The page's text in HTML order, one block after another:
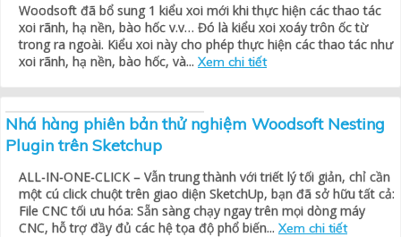
Woodsoft đã bổ sung 1 kiểu xoi mới khi thực hiện các thao tác
xoi rãnh, hạ nền, bào hốc v.v… Đó là kiểu xoi xoáy trôn ốc từ
trong ra ngoài. Kiểu xoi này cho phép thực hiện các thao tác như
xoi rãnh, hạ nền, bào hốc, và... Xem chi tiết
Nhá hàng phiên bản thử nghiệm Woodsoft Nesting
Plugin trên Sketchup
ALL-IN-ONE-CLICK – Vẫn trung thành với triết lý tối giản, chỉ cần
một cú click chuột trên giao diện SketchUp, bạn đã sở hữu tất cả:
File CNC tối ưu hóa: Sẵn sàng chạy ngay trên mọi dòng máy
CNC, hỗ trợ đầy đủ các hệ tọa độ phổ biến... Xem chi tiết